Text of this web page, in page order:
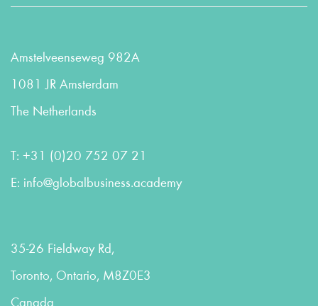
Amstelveenseweg 982A
1081 JR Amsterdam
The Netherlands
T: +31 (0)20 752 07 21
E: info@globalbusiness.academy
35-26 Fieldway Rd,
Toronto, Ontario, M8Z0E3